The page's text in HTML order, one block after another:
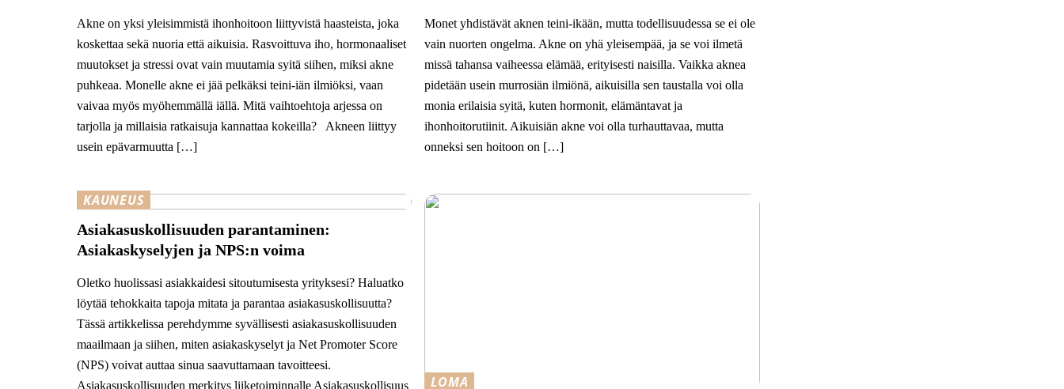
Akne on yksi yleisimmistä ihonhoitoon liittyvistä haasteista, joka
koskettaa sekä nuoria että aikuisia. Rasvoittuva iho, hormonaaliset
muutokset ja stressi ovat vain muutamia syitä siihen, miksi akne
puhkeaa. Monelle akne ei jää pelkäksi teini-iän ilmiöksi, vaan
vaivaa myös myöhemmällä iällä. Mitä vaihtoehtoja arjessa on
tarjolla ja millaisia ratkaisuja kannattaa kokeilla? ​ ​ Akneen liittyy
usein epävarmuutta […]
Monet yhdistävät aknen teini-ikään, mutta todellisuudessa se ei ole
vain nuorten ongelma. Akne on yhä yleisempää, ja se voi ilmetä
missä tahansa vaiheessa elämää, erityisesti naisilla. Vaikka aknea
pidetään usein murrosiän ilmiönä, aikuisilla sen taustalla voi olla
monia erilaisia syitä, kuten hormonit, elämäntavat ja
ihonhoitorutiinit. Aikuisiän akne voi olla turhauttavaa, mutta
onneksi sen hoitoon on […]
KAUNEUS
Asiakasuskollisuuden parantaminen:
Asiakaskyselyjen ja NPS:n voima
Oletko huolissasi asiakkaidesi sitoutumisesta yrityksesi? Haluatko
löytää tehokkaita tapoja mitata ja parantaa asiakasuskollisuutta?
Tässä artikkelissa perehdymme syvällisesti asiakasuskollisuuden
maailmaan ja siihen, miten asiakaskyselyt ja Net Promoter Score
(NPS) voivat auttaa sinua saavuttamaan tavoitteesi.
Asiakasuskollisuuden merkitys liiketoiminnalle Asiakasuskollisuus
LOMA